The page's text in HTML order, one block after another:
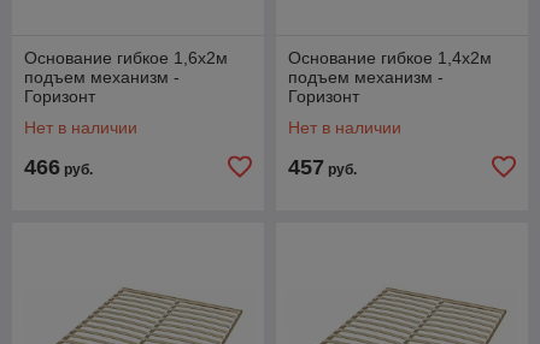
Основание гибкое 1,6х2м
подъем механизм -
Горизонт
Нет в наличии
466 руб.
Основание гибкое 1,4х2м
подъем механизм -
Горизонт
Нет в наличии
457 руб.